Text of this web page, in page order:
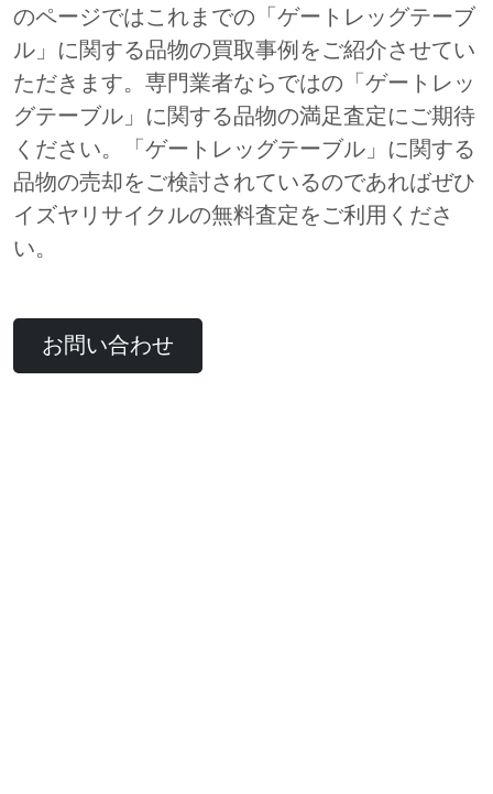
のページではこれまでの「ゲートレッグテーブ
ル」に関する品物の買取事例をご紹介させてい
ただきます。専門業者ならではの「ゲートレッ
グテーブル」に関する品物の満足査定にご期待
ください。「ゲートレッグテーブル」に関する
品物の売却をご検討されているのであればぜひ
イズヤリサイクルの無料査定をご利用くださ
い。
お問い合わせ